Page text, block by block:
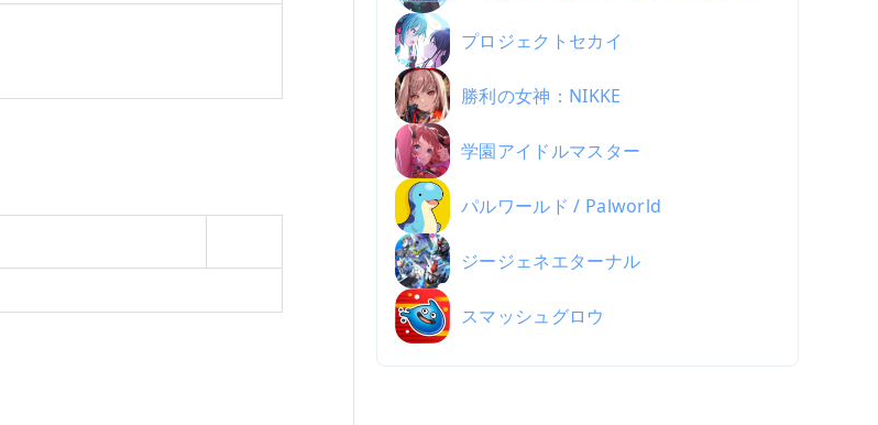
プロジェクトセカイ
勝利の女神：NIKKE
学園アイドルマスター
パルワールド / Palworld
ジージェネエターナル
スマッシュグロウ